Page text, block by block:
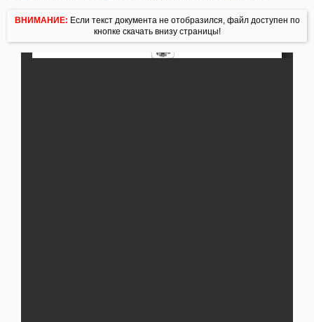
ВНИМАНИЕ: Если текст документа не отобразился, файл доступен по
кнопке скачать внизу страницы!